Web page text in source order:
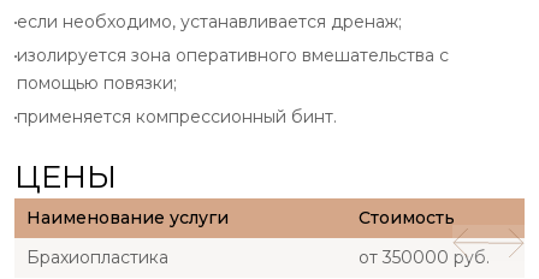
если необходимо, устанавливается дренаж;
изолируется зона оперативного вмешательства с
помощью повязки;
применяется компрессионный бинт.
ЦЕНЫ
Наименование услуги
Стоимость
Брахиопластика
от 350000 руб.